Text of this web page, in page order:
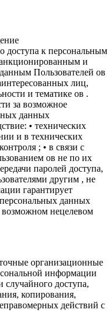
доступа к персональным
и
Пользователей ов
лиц,
и тематике ов .
за возможное
данных
• технических
и в технических
; • в связи с
ов не по их
паролей доступа,
другим , не
гарантирует
данных
возможном нецелевом
организационные
информации
случайного доступа,
копирования,
действий с